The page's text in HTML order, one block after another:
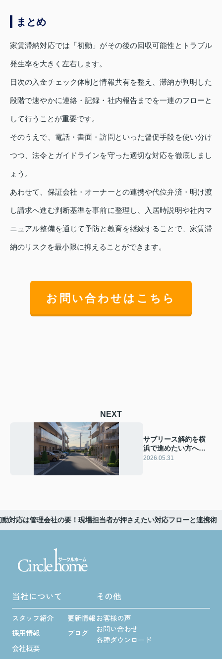
まとめ
家賃滞納対応では「初動」がその後の回収可能性とトラブル
発生率を大きく左右します。
日次の入金チェック体制と情報共有を整え、滞納が判明した
段階で速やかに連絡・記録・社内報告までを一連のフローと
して行うことが重要です。
そのうえで、電話・書面・訪問といった督促手段を使い分け
つつ、法令とガイドラインを守った適切な対応を徹底しまし
ょう。
あわせて、保証会社・オーナーとの連携や代位弁済・明け渡
し請求へ進む判断基準を事前に整理し、入居時説明や社内マ
ニュアル整備を通じて予防と教育を継続することで、家賃滞
納のリスクを最小限に抑えることができます。
お問い合わせはこちら
NEXT
サブリース解約を横
浜で進めたい方へ？
手続きを円滑に進め
2026.05.31
対応は管理会社の要！現場担当者が押さえたい対応フローと連携術
当社について
スタッフ紹介
更新情報
採用情報
ブログ
会社概要
その他
お客様の声
お問い合わせ
各種ダウンロード